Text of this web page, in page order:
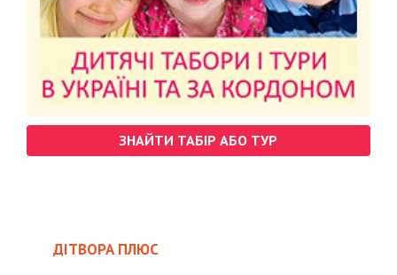
ЗНАЙТИ ТАБІР АБО ТУР
ДІТВОРА ПЛЮС